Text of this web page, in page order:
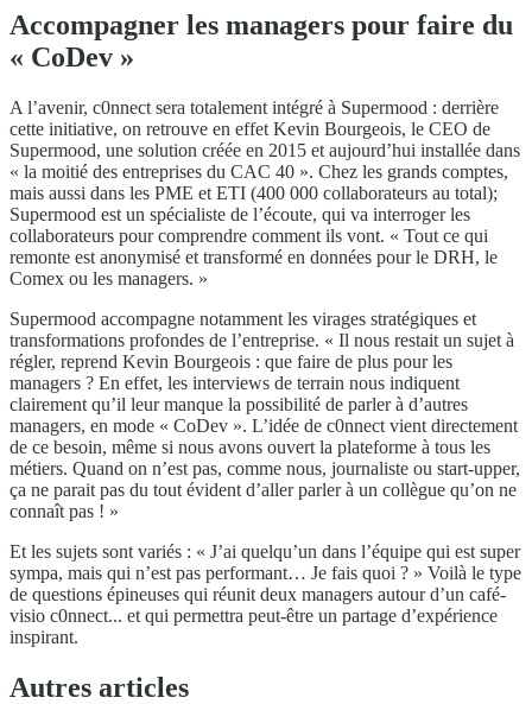
Accompagner les managers pour faire du
« CoDev »
A l’avenir, c0nnect sera totalement intégré à Supermood : derrière
cette initiative, on retrouve en effet Kevin Bourgeois, le CEO de
Supermood, une solution créée en 2015 et aujourd’hui installée dans
« la moitié des entreprises du CAC 40 ». Chez les grands comptes,
mais aussi dans les PME et ETI (400 000 collaborateurs au total);
Supermood est un spécialiste de l’écoute, qui va interroger les
collaborateurs pour comprendre comment ils vont. « Tout ce qui
remonte est anonymisé et transformé en données pour le DRH, le
Comex ou les managers. »
Supermood accompagne notamment les virages stratégiques et
transformations profondes de l’entreprise. « Il nous restait un sujet à
régler, reprend Kevin Bourgeois : que faire de plus pour les
managers ? En effet, les interviews de terrain nous indiquent
clairement qu’il leur manque la possibilité de parler à d’autres
managers, en mode « CoDev ». L’idée de c0nnect vient directement
de ce besoin, même si nous avons ouvert la plateforme à tous les
métiers. Quand on n’est pas, comme nous, journaliste ou start-upper,
ça ne parait pas du tout évident d’aller parler à un collègue qu’on ne
connaît pas ! »
Et les sujets sont variés : « J’ai quelqu’un dans l’équipe qui est super
sympa, mais qui n’est pas performant… Je fais quoi ? » Voilà le type
de questions épineuses qui réunit deux managers autour d’un café-
visio c0nnect... et qui permettra peut-être un partage d’expérience
inspirant.
Autres articles